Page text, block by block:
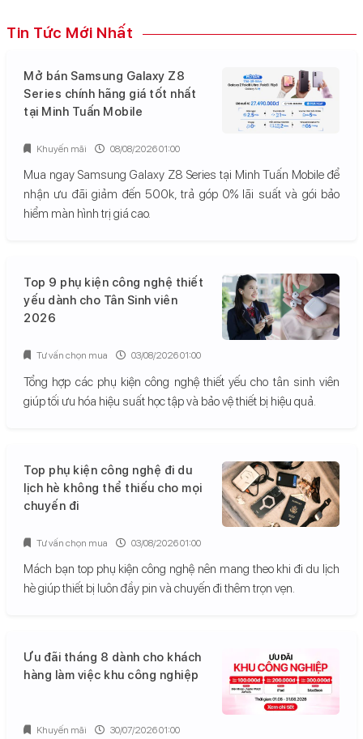
Tin Tức Mới Nhất
Mở bán Samsung Galaxy Z8
Series chính hãng giá tốt nhất
tại Minh Tuấn Mobile
Mua ngay Samsung Galaxy Z8 Series tại Minh Tuấn Mobile để
nhận ưu đãi giảm đến 500k, trả góp 0% lãi suất và gói bảo
hiểm màn hình trị giá cao.
Khuyến mãi 08/08/2026 01:00
Top 9 phụ kiện công nghệ thiết
yếu dành cho Tân Sinh viên
2026
Tổng hợp các phụ kiện công nghệ thiết yếu cho tân sinh viên
giúp tối ưu hóa hiệu suất học tập và bảo vệ thiết bị hiệu quả.
Tư vấn chọn mua 03/08/2026 01:00
Top phụ kiện công nghệ đi du
lịch hè không thể thiếu cho mọi
chuyến đi
Mách bạn top phụ kiện công nghệ nên mang theo khi đi du lịch
hè giúp thiết bị luôn đầy pin và chuyến đi thêm trọn vẹn.
Tư vấn chọn mua 03/08/2026 01:00
Ưu đãi tháng 8 dành cho khách
hàng làm việc khu công nghiệp
Khuyến mãi 30/07/2026 01:00